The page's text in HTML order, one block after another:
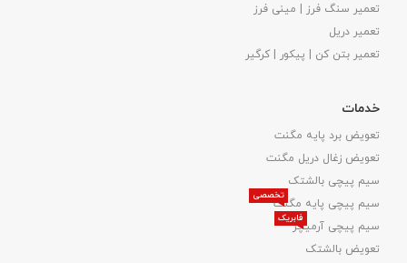
تعمیر سنگ فرز | مینی فرز
تعمیر دریل
تعمیر بتن کن | پیکور | کرگیر
خدمات
تعویض برد پایه مگنت
تعویض زغال دریل مگنت
سیم پیچی بالشتک
سیم پیچی پایه مگنت
تخصصی
سیم پیچی آرمیچر
فابریک
تعویض بالشتک​